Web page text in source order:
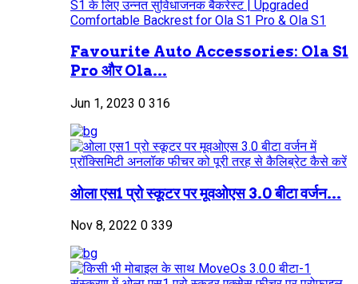
Favourite Auto Accessories: Ola S1
Pro और Ola...
Jun 1, 2023 0 316
ओला एस1 प्रो स्कूटर पर मूवओएस 3.0 बीटा वर्जन...
Nov 8, 2022 0 339